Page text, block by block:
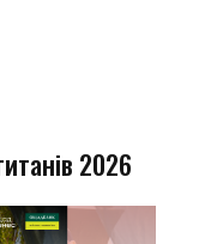
2026